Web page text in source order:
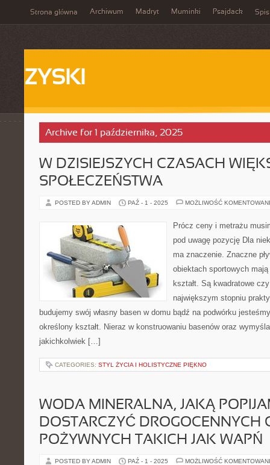
Strona główna Archiwum Madryt Muminki Psajdack Spis
ZYSKI
Archive for 1 października, 2025
W DZISIEJSZYCH CZASACH
SPOŁECZEŃSTWA
POSTED BY ADMIN PAŹ - 1 - 2025 MOŻLIWOŚĆ
Prócz ceny i metrażu
pod uwagę pozycję Dla
ma znaczenie. Znaczne
obiektach sportowych mają
kształt. Są kwadratowe
największym stopniu
budujemy swój własny basen w domu bądź na podwórku
określony kształt. Nieraz w konstruowaniu basenów oraz
jakichkolwiek […]
CATEGORIES: STYL ŻYCIA I HOLISTYCZNE PIĘKNO
WODA MINERALNA, JAKĄ
DOSTARCZYĆ DROGOCENNYCH
POŻYWNYCH TAKICH JAK WAPŃ
POSTED BY ADMIN PAŹ - 1 - 2025 MOŻLIWOŚĆ